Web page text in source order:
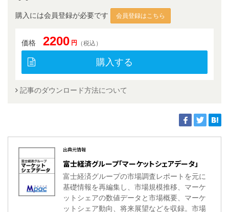
購入には会員登録が必要です 会員登録はこちら
価格 2200 円 （税込）
購入する
記事のダウンロード方法について
出典元情報
富士経済グループ「マーケットシェアデータ」
富士経済グループの市場調査レポートを元に
基礎情報を再編集し、市場規模推移、マーケ
ットシェアの数値データと市場概要、マーケ
ットシェア動向、将来展望などを収録。市場